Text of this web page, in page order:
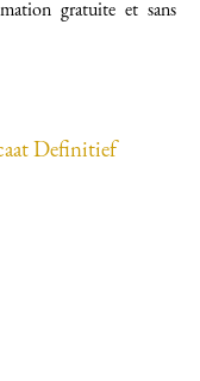
gratuite et sans
Definitief